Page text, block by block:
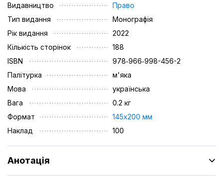
Видавництво
Право
Тип видання
Монографія
Рік видання
2022
Кількість сторінок
188
ISBN
978‑966‑998-456-2
Палітурка
м'яка
Мова
українська
Вага
0.2 кг
Формат
145х200 мм
Наклад
100
Анотація